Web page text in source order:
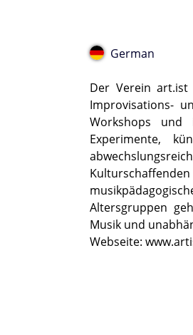
German
Der Verein art.ist
Improvisations-
Workshops und
Experimente,
Altersgruppen
Musik und
Webseite: